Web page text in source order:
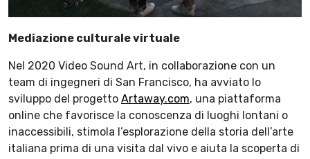
Mediazione culturale virtuale
Nel 2020 Video Sound Art, in collaborazione con un
team di ingegneri di San Francisco, ha avviato lo
sviluppo del progetto Artaway.com, una piattaforma
online che favorisce la conoscenza di luoghi lontani o
inaccessibili, stimola l’esplorazione della storia dell’arte
italiana prima di una visita dal vivo e aiuta la scoperta di